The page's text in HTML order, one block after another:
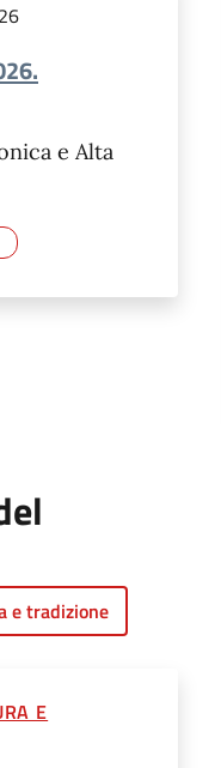
e Alta
e tradizione
E